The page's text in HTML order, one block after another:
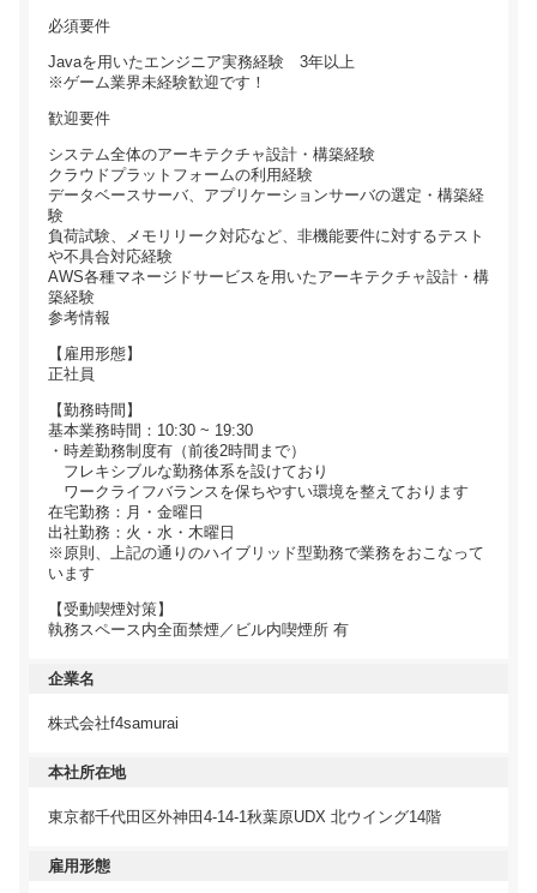
必須要件
Javaを用いたエンジニア実務経験 3年以上
※ゲーム業界未経験歓迎です！
歓迎要件
システム全体のアーキテクチャ設計・構築経験
クラウドプラットフォームの利用経験
データベースサーバ、アプリケーションサーバの選定・構築経
験
負荷試験、メモリリーク対応など、非機能要件に対するテスト
や不具合対応経験
AWS各種マネージドサービスを用いたアーキテクチャ設計・構
築経験
参考情報
【雇用形態】
正社員
【勤務時間】
基本業務時間：10:30 ~ 19:30
・時差勤務制度有（前後2時間まで）
フレキシブルな勤務体系を設けており
ワークライフバランスを保ちやすい環境を整えております
在宅勤務：月・金曜日
出社勤務：火・水・木曜日
※原則、上記の通りのハイブリッド型勤務で業務をおこなって
います
【受動喫煙対策】
執務スペース内全面禁煙／ビル内喫煙所 有
企業名
株式会社f4samurai
本社所在地
東京都千代田区外神田4-14-1秋葉原UDX 北ウイング14階
雇用形態